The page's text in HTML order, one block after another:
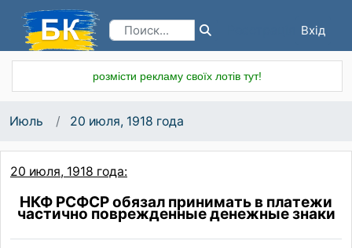
Вхід
розмісти рекламу своїх лотів тут!
Июль 20 июля, 1918 года
20 июля, 1918 года:
НКФ РСФСР обязал принимать в платежи
частично поврежденные денежные знаки